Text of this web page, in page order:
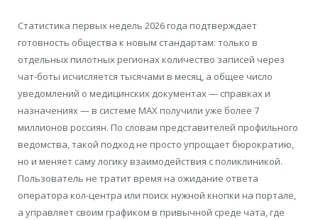
Статистика первых недель 2026 года подтверждает
готовность общества к новым стандартам: только в
отдельных пилотных регионах количество записей через
чат-боты исчисляется тысячами в месяц, а общее число
уведомлений о медицинских документах — справках и
назначениях — в системе MAX получили уже более 7
миллионов россиян. По словам представителей профильного
ведомства, такой подход не просто упрощает бюрократию,
но и меняет саму логику взаимодействия с поликлиникой.
Пользователь не тратит время на ожидание ответа
оператора кол-центра или поиск нужной кнопки на портале,
а управляет своим графиком в привычной среде чата, где